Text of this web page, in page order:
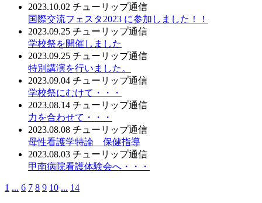
2023.10.02 チューリップ通信
国際交流フェスタ2023 に参加しました！！
2023.09.25 チューリップ通信
学校祭を開催しました
2023.09.25 チューリップ通信
特別講演を行いました。
2023.09.04 チューリップ通信
学校祭にむけて・・・
2023.08.14 チューリップ通信
力を合わせて・・・
2023.08.08 チューリップ通信
母性看護学特論 保健指導
2023.08.03 チューリップ通信
甲南病院看護体験会へ・・・
1 ... 6 7 8 9 10 ... 14